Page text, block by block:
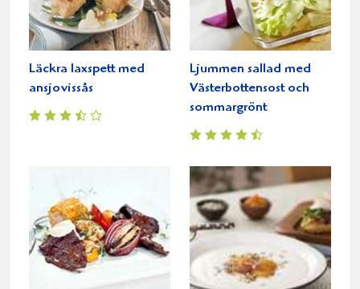
Läckra laxspett med
ansjovissås
Ljummen sallad med
Västerbottensost och
sommargrönt